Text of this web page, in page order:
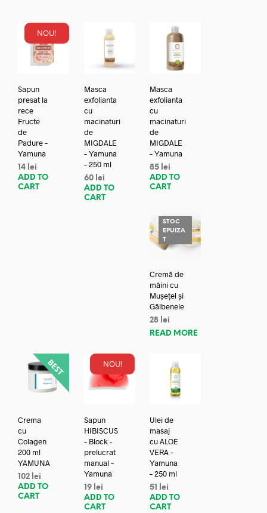
NOU!
Sapun
presat la
rece
Fructe
de
Padure –
Yamuna
14 lei
ADD TO
CART
Masca
exfolianta
cu
macinaturi
de
MIGDALE
– Yamuna
– 250 ml
60 lei
ADD TO
CART
Masca
exfolianta
cu
macinaturi
de
MIGDALE
– Yamuna
85 lei
ADD TO
CART
STOC
EPUIZA
T
Cremă de
mâini cu
Mușețel și
Gălbenele
28 lei
READ MORE
Crema
cu
Colagen
200 ml
YAMUNA
102 lei
ADD TO
CART
NOU!
Sapun
HIBISCUS
– Block -
prelucrat
manual –
Yamuna
19 lei
ADD TO
CART
Ulei de
masaj
cu ALOE
VERA –
Yamuna
– 250 ml
51
lei
ADD TO
CART